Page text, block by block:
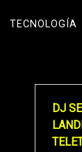
TECNOLOGÍA
DJ